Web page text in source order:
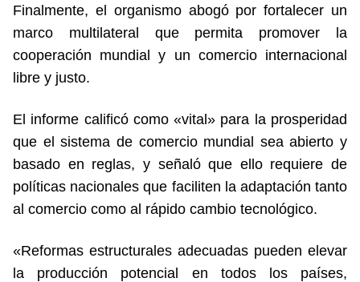
Finalmente, el organismo abogó por fortalecer un
marco multilateral que permita promover la
cooperación mundial y un comercio internacional
libre y justo.
El informe calificó como «vital» para la prosperidad
que el sistema de comercio mundial sea abierto y
basado en reglas, y señaló que ello requiere de
políticas nacionales que faciliten la adaptación tanto
al comercio como al rápido cambio tecnológico.
«Reformas estructurales adecuadas pueden elevar
la producción potencial en todos los países,